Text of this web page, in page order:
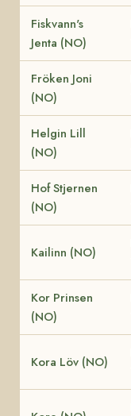
Fiskvann's
Jenta (NO)
Fröken Joni
(NO)
Helgin Lill
(NO)
Hof Stjernen
(NO)
Kailinn (NO)
Kor Prinsen
(NO)
Kora Löv (NO)